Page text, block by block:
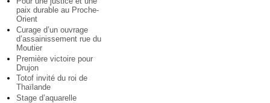
paix durable au Proche-
Orient
Curage d’un ouvrage
d’assainissement rue du
Moutier
Première victoire pour
Drujon
Totof invité du roi de
Thaïlande
Stage d’aquarelle